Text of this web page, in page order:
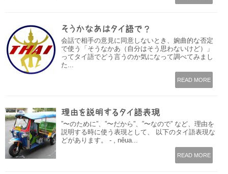
そうかなあはタイ語で？
会話で相手の意見に同意しないとき、婉曲的な否定
で使う「そうなかあ（自分はそう思わないけど）」
ってタイ語でどう言うのか気になって調べてみまし
た...
READ MORE
理由を説明するタイ語表現
”〜のために”、”〜だから”、”〜なので” など、理由を
説明する時に使う表現として、 以下のタイ語表現な
どがあります。 - , nêua...
READ MORE